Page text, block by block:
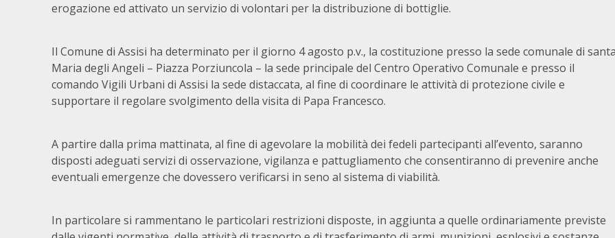
erogazione ed attivato un servizio di volontari per la distribuzione di bottiglie.
Il Comune di Assisi ha determinato per il giorno 4 agosto p.v., la costituzione presso la sede comunale di
Maria degli Angeli – Piazza Porziuncola – la sede principale del Centro Operativo Comunale e presso il
comando Vigili Urbani di Assisi la sede distaccata, al fine di coordinare le attività di protezione civile e
supportare il regolare svolgimento della visita di Papa Francesco.
A partire dalla prima mattinata, al fine di agevolare la mobilità dei fedeli partecipanti all’evento, saranno
disposti adeguati servizi di osservazione, vigilanza e pattugliamento che consentiranno di prevenire anche
eventuali emergenze che dovessero verificarsi in seno al sistema di viabilità.
In particolare si rammentano le particolari restrizioni disposte, in aggiunta a quelle ordinariamente previste